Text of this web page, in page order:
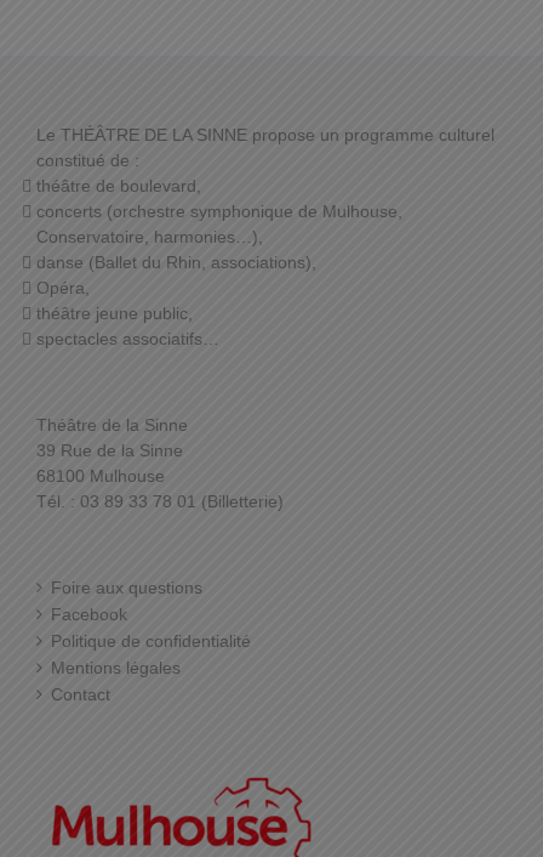
Le THÉÂTRE DE LA SINNE propose un programme culturel
constitué de :
théâtre de boulevard,
concerts (orchestre symphonique de Mulhouse,
Conservatoire, harmonies…),
danse (Ballet du Rhin, associations),
Opéra,
théâtre jeune public,
spectacles associatifs…
Théâtre de la Sinne
39 Rue de la Sinne
68100 Mulhouse
Tél. : 03 89 33 78 01 (Billetterie)
Foire aux questions
Facebook
Politique de confidentialité
Mentions légales
Contact